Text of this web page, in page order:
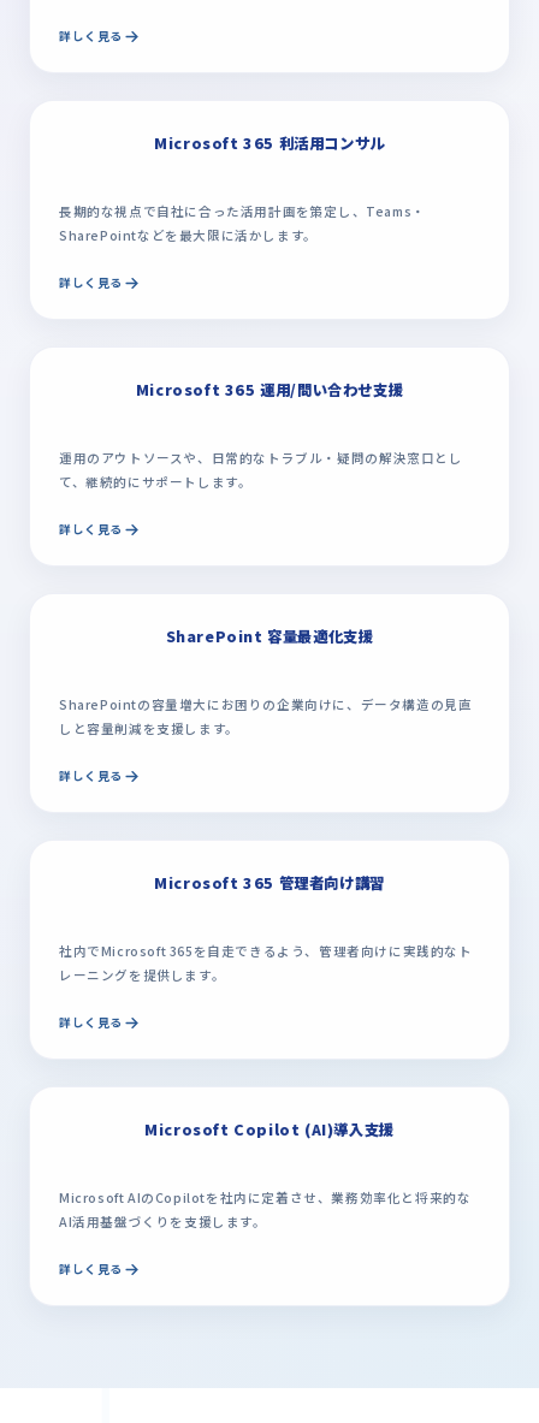
詳しく見る
Microsoft 365 利活用コンサル
長期的な視点で自社に合った活用計画を策定し、Teams・
SharePointなどを最大限に活かします。
詳しく見る
Microsoft 365 運用/問い合わせ支援
運用のアウトソースや、日常的なトラブル・疑問の解決窓口とし
て、継続的にサポートします。
詳しく見る
SharePoint 容量最適化支援
SharePointの容量増大にお困りの企業向けに、データ構造の見直
しと容量削減を支援します。
詳しく見る
Microsoft 365 管理者向け講習
社内でMicrosoft 365を自走できるよう、管理者向けに実践的なト
レーニングを提供します。
詳しく見る
Microsoft Copilot (AI)導入支援
Microsoft AIのCopilotを社内に定着させ、業務効率化と将来的な
AI活用基盤づくりを支援します。
詳しく見る